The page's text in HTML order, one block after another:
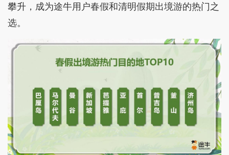
攀升，成为途牛用户春假和清明假期出境游的热门之
选。